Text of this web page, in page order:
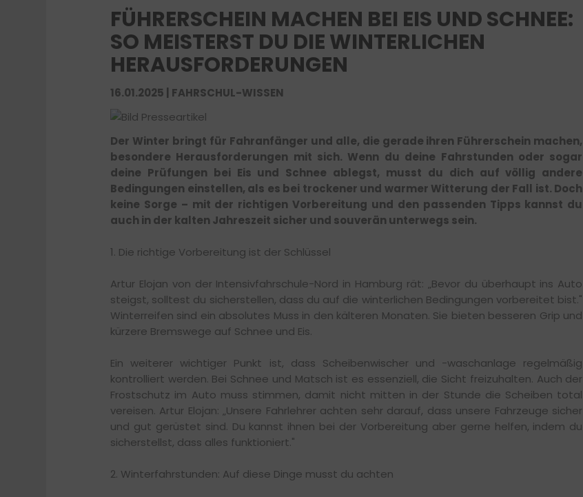
FÜHRERSCHEIN MACHEN BEI EIS UND SCHNEE:
SO MEISTERST DU DIE WINTERLICHEN
HERAUSFORDERUNGEN
16.01.2025 | FAHRSCHUL-WISSEN
Der Winter bringt für Fahranfänger und alle, die gerade ihren Führerschein machen,
besondere Herausforderungen mit sich. Wenn du deine Fahrstunden oder sogar
deine Prüfungen bei Eis und Schnee ablegst, musst du dich auf völlig andere
Bedingungen einstellen, als es bei trockener und warmer Witterung der Fall ist. Doch
keine Sorge – mit der richtigen Vorbereitung und den passenden Tipps kannst du
auch in der kalten Jahreszeit sicher und souverän unterwegs sein.
1. Die richtige Vorbereitung ist der Schlüssel
Artur Elojan von der Intensivfahrschule-Nord in Hamburg rät: „Bevor du überhaupt ins Auto
steigst, solltest du sicherstellen, dass du auf die winterlichen Bedingungen vorbereitet bist."
Winterreifen sind ein absolutes Muss in den kälteren Monaten. Sie bieten besseren Grip und
kürzere Bremswege auf Schnee und Eis.
Ein weiterer wichtiger Punkt ist, dass Scheibenwischer und -waschanlage regelmäßig
kontrolliert werden. Bei Schnee und Matsch ist es essenziell, die Sicht freizuhalten. Auch der
Frostschutz im Auto muss stimmen, damit nicht mitten in der Stunde die Scheiben total
vereisen. Artur Elojan: „Unsere Fahrlehrer achten sehr darauf, dass unsere Fahrzeuge sicher
und gut gerüstet sind. Du kannst ihnen bei der Vorbereitung aber gerne helfen, indem du
sicherstellst, dass alles funktioniert."
2. Winterfahrstunden: Auf diese Dinge musst du achten